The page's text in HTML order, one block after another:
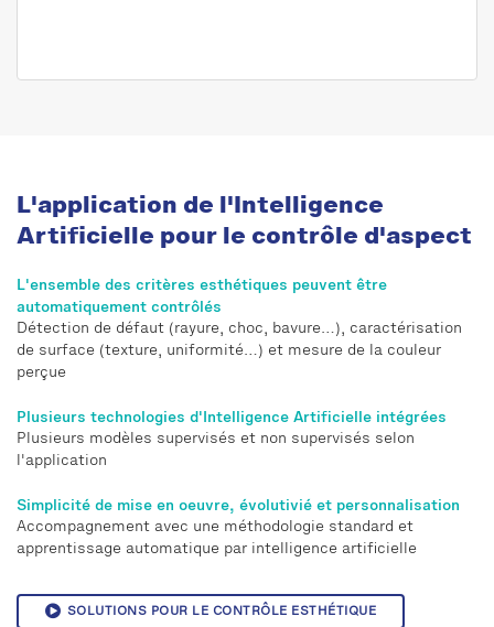
L'application de l'Intelligence
Artificielle pour le contrôle d'aspect
L'ensemble des critères esthétiques peuvent être
automatiquement contrôlés
Détection de défaut (rayure, choc, bavure…), caractérisation
de surface (texture, uniformité…) et mesure de la couleur
perçue
Plusieurs technologies d'Intelligence Artificielle intégrées
Plusieurs modèles supervisés et non supervisés selon
l'application
Simplicité de mise en oeuvre, évolutivié et personnalisation
Accompagnement avec une méthodologie standard et
apprentissage automatique par intelligence artificielle
SOLUTIONS POUR LE CONTRÔLE ESTHÉTIQUE